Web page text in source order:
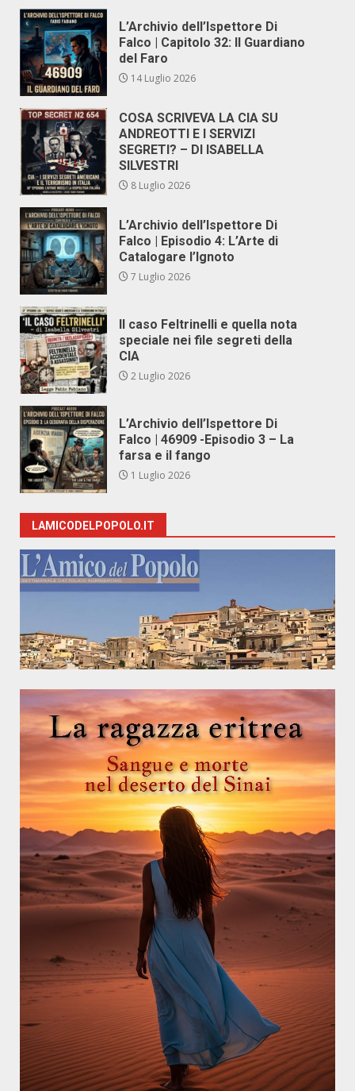
L’Archivio dell’Ispettore Di
Falco | Capitolo 32: Il Guardiano
del Faro
14 Luglio 2026
COSA SCRIVEVA LA CIA SU
ANDREOTTI E I SERVIZI
SEGRETI? – DI ISABELLA
SILVESTRI
8 Luglio 2026
L’Archivio dell’Ispettore Di
Falco | Episodio 4: L’Arte di
Catalogare l’Ignoto
7 Luglio 2026
Il caso Feltrinelli e quella nota
speciale nei file segreti della
CIA
2 Luglio 2026
L’Archivio dell’Ispettore Di
Falco | 46909 -Episodio 3 – La
farsa e il fango
1 Luglio 2026
LAMICODELPOPOLO.IT